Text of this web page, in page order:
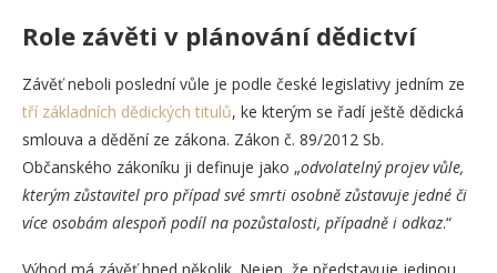
Role závěti v plánování dědictví
Závěť neboli poslední vůle je podle české legislativy jedním ze
tří základních dědických titulů, ke kterým se řadí ještě dědická
smlouva a dědění ze zákona. Zákon č. 89/2012 Sb.
Občanského zákoníku ji definuje jako „odvolatelný projev vůle,
kterým zůstavitel pro případ své smrti osobně zůstavuje jedné či
více osobám alespoň podíl na pozůstalosti, případně i odkaz.“